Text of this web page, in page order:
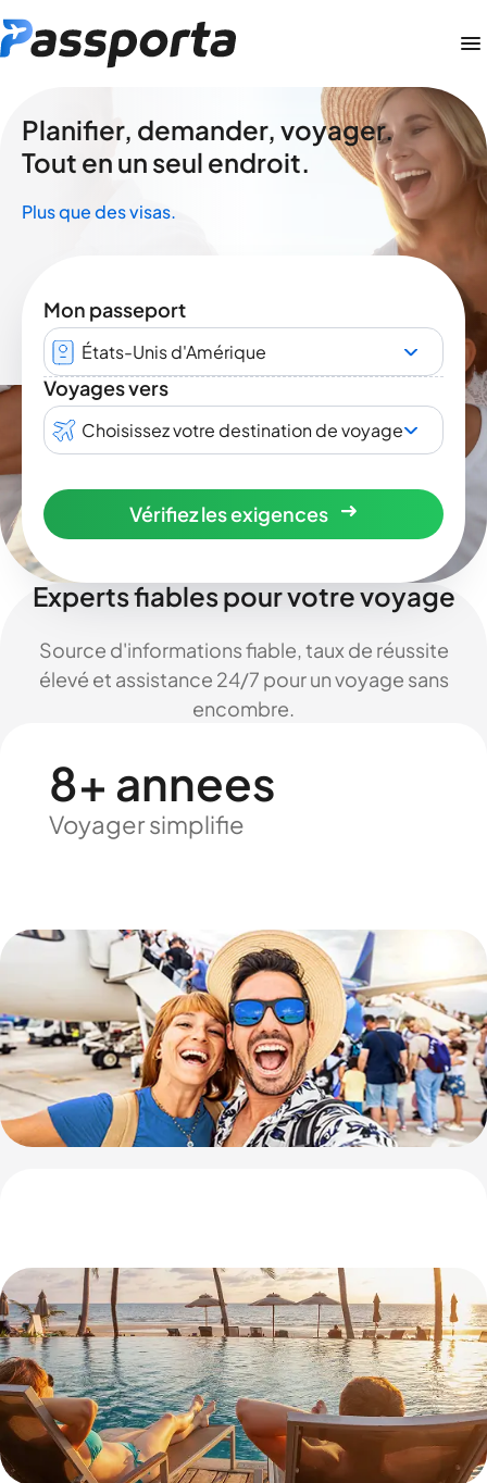
Planifier, demander, voyager.
Tout en un seul endroit.
Plus que des visas.
Mon passeport
États-Unis d'Amérique
Voyages vers
Choisissez votre destination de voyage
Vérifiez les exigences
Experts fiables pour votre voyage
Source d'informations fiable, taux de réussite
élevé et assistance 24/7 pour un voyage sans
encombre.
8+ annees
Voyager simplifie